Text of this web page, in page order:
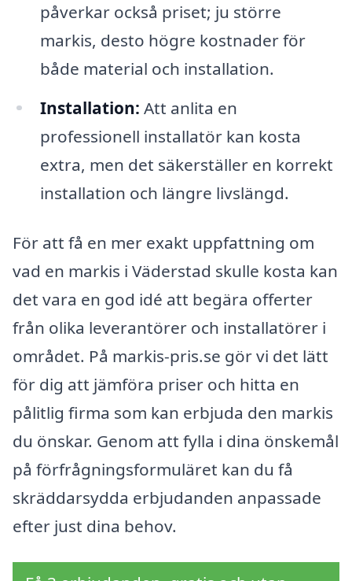
påverkar också priset; ju större
markis, desto högre kostnader för
både material och installation.
Installation: Att anlita en
professionell installatör kan kosta
extra, men det säkerställer en korrekt
installation och längre livslängd.
För att få en mer exakt uppfattning om
vad en markis i Väderstad skulle kosta kan
det vara en god idé att begära offerter
från olika leverantörer och installatörer i
området. På markis-pris.se gör vi det lätt
för dig att jämföra priser och hitta en
pålitlig firma som kan erbjuda den markis
du önskar. Genom att fylla i dina önskemål
på förfrågningsformuläret kan du få
skräddarsydda erbjudanden anpassade
efter just dina behov.